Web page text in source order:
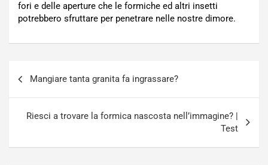
fori e delle aperture che le formiche ed altri insetti
potrebbero sfruttare per penetrare nelle nostre dimore.
articoli
Mangiare tanta granita fa ingrassare?
Riesci a trovare la formica nascosta nell’immagine? |
Test